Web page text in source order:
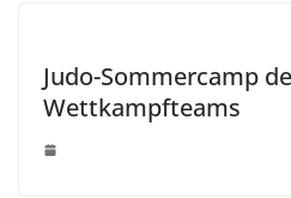
Judo-Sommercamp
Wettkampfteams